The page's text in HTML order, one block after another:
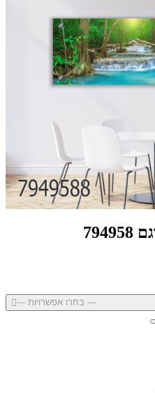
--- בחרו אפשרויות ---